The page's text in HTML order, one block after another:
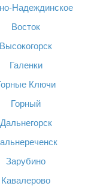
Надеждинское
Восток
Высокогорск
Галенки
Ключи
Горный
Дальнегорск
Зарубино
Кавалерово